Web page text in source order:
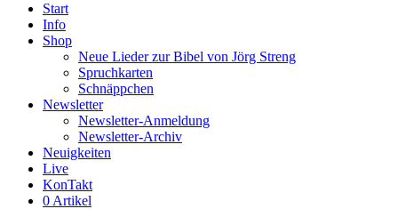
Start
Info
Shop
Neue Lieder zur Bibel von Jörg Streng
Spruchkarten
Schnäppchen
Newsletter
Newsletter-Anmeldung
Newsletter-Archiv
Neuigkeiten
Live
KonTakt
0 Artikel